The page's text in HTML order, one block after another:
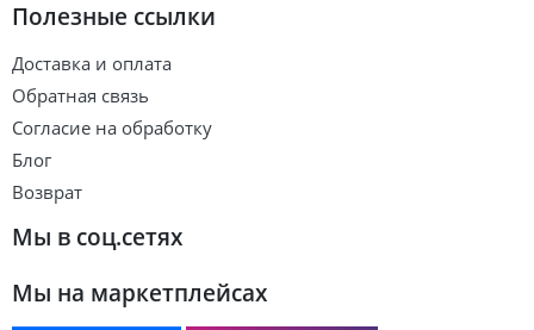
Полезные ссылки
Доставка и оплата
Обратная связь
Согласие на обработку
Блог
Возврат
Мы в соц.сетях
Мы на маркетплейсах